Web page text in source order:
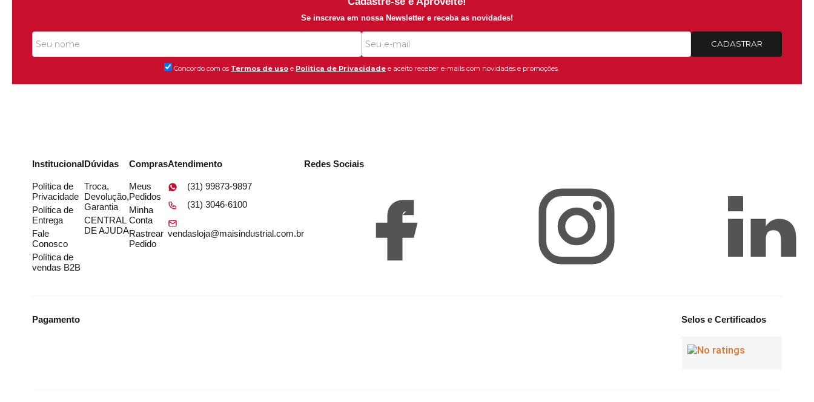
Se inscreva em nossa Newsletter e receba as novidades!
Concordo com os Termos de uso e Politica de Privacidade e aceito receber e-mails com novidades e promoções.
CADASTRAR
Institucional
Política de
Privacidade
Política de
Entrega
Fale
Conosco
Política de
vendas B2B
Dúvidas
Troca,
Devolução,
Garantia
CENTRAL
DE AJUDA
Compras
Meus
Pedidos
Minha
Conta
Rastrear
Pedido
Atendimento
(31) 99873-9897
(31) 3046-6100
vendasloja@maisindustrial.com.br
Redes Sociais
Pagamento Selos e Certificados